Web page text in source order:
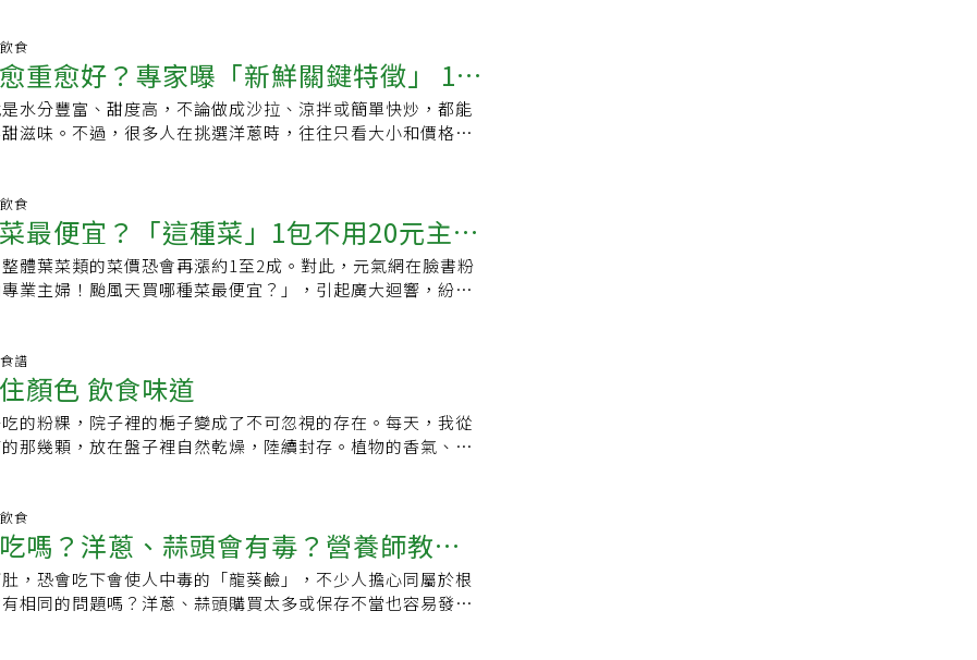
食
重愈好？專家曝「新鮮關鍵特徵」 1現
水分豐富、甜度高，不論做成沙拉、涼拌或簡單快炒，都能
滋味。不過，很多人在挑選洋蔥時，往往只看大小和價格，
新洋蔥，最好不要優先挑選逛市場或超市時，有時會看到洋蔥
這類洋蔥並不是不能吃，但如果打算放幾天再料理，或是想
甜口感，通常不建議優先挑選。因為洋蔥一旦開始發芽，代
段時間。為了讓嫩芽持續生長，洋蔥會消耗原本儲存在球莖
著芽越長越大，洋蔥本身的鮮甜度、多汁感與脆度都可能逐
偏輕，可能已經開始流失水分，口感和甜度都會受到影響。
是水分，因此重量往往是判斷品質的重要依據之一。3、表皮
和霉斑購買時可觀察表面是否平滑、有自然光澤，並留意是
斑點或發霉痕跡。尤其底部位置也要稍微檢查一下，若出現
濕的滲液，甚至摸起來有些軟爛，這通常代表內部已經開始
滲水、發黏或已經長出明顯嫩芽，即使價格便宜，也不建議
家後最好放在陰涼通風處，並儘快食用。如果需要冷藏，可用
後放入冰箱蔬果室，以減少受潮腐敗的機會。【延伸閱讀】
？專家揭真相：營養恐流失1招去辣更有效·洋蔥該「剝皮前
食
最便宜？「這種菜」1包不用20元主婦
買食材你買了嗎？
體葉菜類的菜價恐會再漲約1至2成。對此，元氣網在臉書粉
業主婦！颱風天買哪種菜最便宜？」，引起廣大迴響，紛紛
「根莖類相對便宜，葉菜類貴，有些有機小農的反而不受影
（個人經驗」。也有網友分享颱風天買這些最便宜。「豆芽
蔥1個10元」、「空心菜，一大把才25元可以炒」、「韮菜、
、豆芽菜、洋蔥、豆腐」、「豆芽菜，根莖類，三色豆」、
」、「海帶、木耳乾」、「地瓜跟南瓜」、「菜市場豆芽菜
波動小」。更有網友建議這時候不要買菜。「聰明的主婦颱
因為不知道農民什麼時候噴藥？離安全時效還有多久？我用
臨就派上用場。」、「颱風天也就那一兩天，不必糾結一定
菜」、「颱風天是清冰箱的時候，不要一直買一直塞」、
譜
顏色 飲食味道
的粉粿，院子裡的梔子變成了不可忽視的存在。每天，我從
那幾顆，放在盤子裡自然乾燥，陸續封存。植物的香氣、顏
場買了一整匹未精煉純棉胚布，幻想著以後應該會常常用到
可以學習做衣服、當環保提袋、鋪桌巾、做成豆漿濾渣布、
非常魔幻的，利用院子裡或是廚房現有的食材當染劑，看到
，美麗又神奇！植物染的成品是低飽和度、淡然的莫蘭迪
看。用梔子染布的那天，家裡正好有幾顆紫洋蔥，就順手玩
食
嗎？洋蔥、蒜頭會有毒？營養師教分
，恐會吃下會使人中毒的「龍葵鹼」，不少人擔心同屬於根
相同的問題嗎？洋蔥、蒜頭購買太多或保存不當也容易發